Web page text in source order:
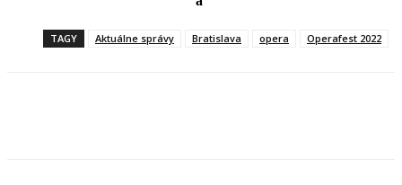
TAGY Aktuálne správy Bratislava opera Operafest 2022